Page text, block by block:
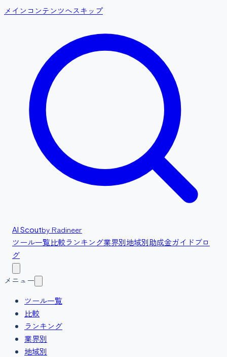
メインコンテンツへスキップ
AI Scoutby Radineer
ツール一覧比較ランキング業界別地域別助成金ガイドブロ
グ
メニュー
ツール一覧
比較
ランキング
業界別
地域別